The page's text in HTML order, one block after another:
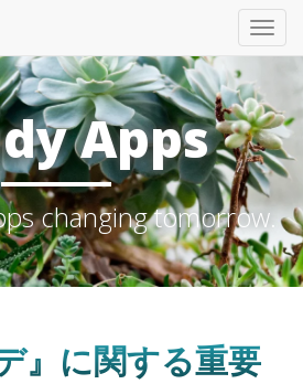
Apps
changing tomorrow.
』に関する重要